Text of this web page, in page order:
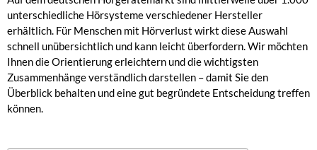
unterschiedliche Hörsysteme verschiedener Hersteller
erhältlich. Für Menschen mit Hörverlust wirkt diese Auswahl
schnell unübersichtlich und kann leicht überfordern. Wir möchten
Ihnen die Orientierung erleichtern und die wichtigsten
Zusammenhänge verständlich darstellen – damit Sie den
Überblick behalten und eine gut begründete Entscheidung treffen
können.